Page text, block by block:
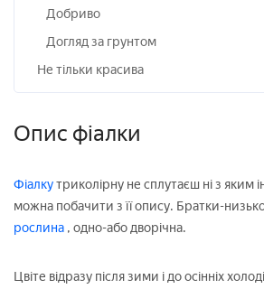
Добриво
Догляд за грунтом
Не тільки красива
Опис фіалки
Фіалкутриколірну не сплутаєш ні з яким
можна побачити з її опису. Братки-
рослина , одно-або дворічна.
Цвіте відразу після зими і до осінніх